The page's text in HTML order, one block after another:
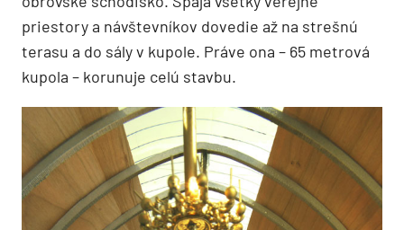
priestory a návštevníkov dovedie až na strešnú
terasu a do sály v kupole. Práve ona – 65 metrová
kupola – korunuje celú stavbu.